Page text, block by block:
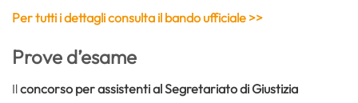
Per tutti i dettagli consulta il bando ufficiale >>
Prove d’esame
Ilconcorso per assistenti al Segretariato di Giustizia